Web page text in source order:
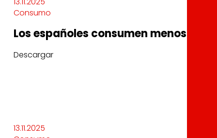
Consumo
Los españoles consumen menos
Descargar
13.11.2025